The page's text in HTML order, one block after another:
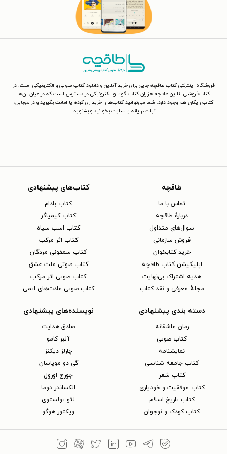
فروشگاه اینترنتی کتاب طاقچه جایی برای خرید آنلاین و دانلود کتاب صوتی و الکترونیکی است. در
کتاب‌فروشی آنلاین طاقچه هزاران کتاب گویا و الکترونیکی در دسترس است که در میان آن‌ها
کتاب رایگان هم وجود دارد. شما می‌توانید کتاب‌ها را خریداری کرده یا امانت بگیرید و در موبایل،
تبلت، رایانه یا سایت بخوانید و بشنوید.
طاقچه
تماس با ما
دربارهٔ طاقچه
سوال‌های متداول
فروش سازمانی
خرید کتابخوان
اپلیکیشن کتاب طاقچه
هدیه اشتراک بی‌نهایت
مجلهٔ معرفی و نقد کتاب
کتاب‌های پیشنهادی
کتاب بادام
کتاب کیمیاگر
کتاب اسب سیاه
کتاب اثر مرکب
کتاب سمفونی مردگان
کتاب صوتی ملت عشق
کتاب صوتی اثر مرکب
کتاب صوتی عادت‌های اتمی
دسته بندی پیشنهادی
رمان عاشقانه
کتاب‌ صوتی
نمایشنامه
کتاب جامعه شناسی
کتاب شعر
کتاب موفقیت و خودیاری
کتاب تاریخ اسلام
کتاب کودک و نوجوان
نویسنده‌های پیشنهادی
صادق هدایت
آلبر کامو
چارلز دیکنز
گی دو موپاسان
جورج اورول
الکساندر دوما
لئو تولستوی
ویکتور هوگو